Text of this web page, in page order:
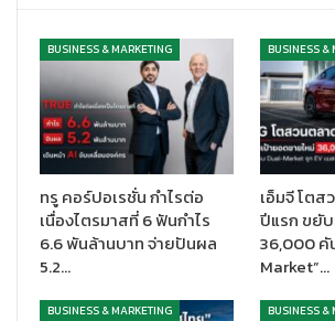
รถยนต์เซ็กเมนต์ SUV ที่เติบโตแบบสวนกระแ
จำหน่ายในปี 2563 ที่ผ่านมา ตลาดรถยนต์ในไท
ลบหลายด้านที่ -21.4% แต่เซ็กเมนต์ SUV มีกา
-7.3% และ เซ็กเมนต์ Subcompact SUV เติบโ
ทั้งนี้ตัวเลขการจำหน่ายรถยนต์ทั่วโลก รถยนต์
จำหน่าย 29.6 ล้านคัน ในปี 2563 จากยอดขายร
ล้านคัน หรือคิดเป็นอัตราส่วนถึง 46.4%
BUSINESS & MARKETING
ทรู คอร์ปอเรชั่น กำไรต่อ
เนื่องไตรมาสที่ 6 ฟันกำไร
6.6 พันล้านบาท จ่ายปันผล
5.2…
BUSINESS &
เอ็มจี โตส
ปีแรก ขยั
36,000 คั
Market”…
BUSINESS & MARKETING BUSINESS &